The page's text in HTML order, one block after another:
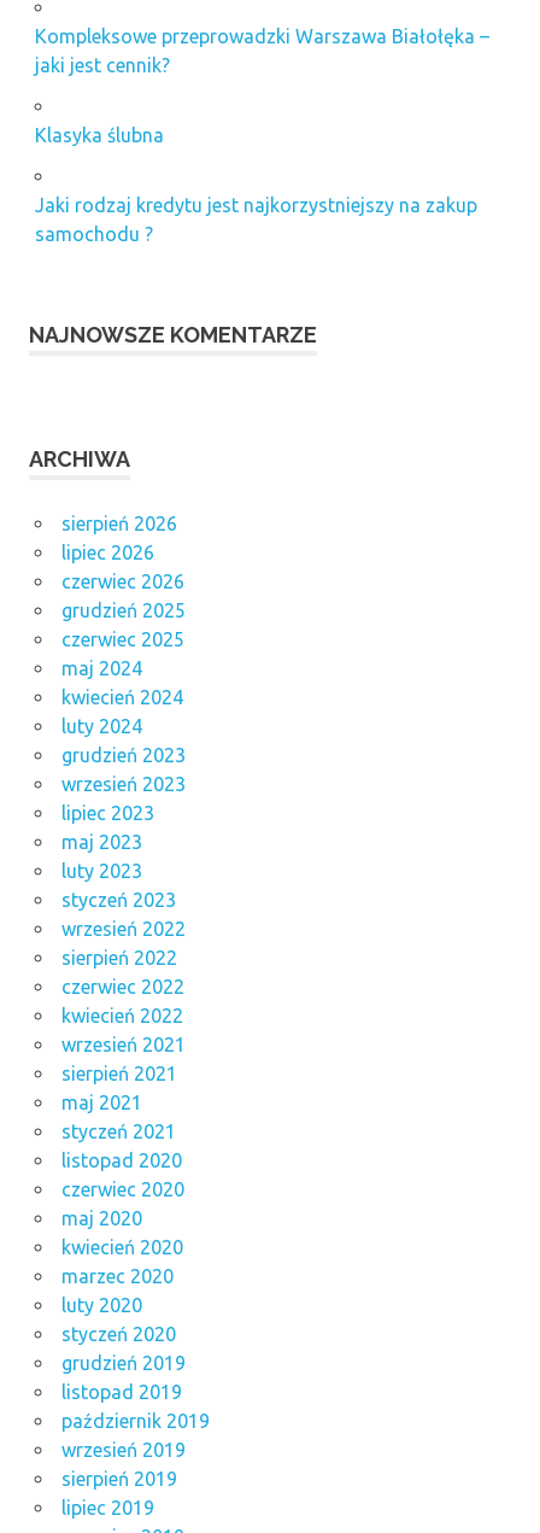
Kompleksowe przeprowadzki Warszawa Białołęka –
jaki jest cennik?
Klasyka ślubna
Jaki rodzaj kredytu jest najkorzystniejszy na zakup
samochodu ?
NAJNOWSZE KOMENTARZE
ARCHIWA
sierpień 2026
lipiec 2026
czerwiec 2026
grudzień 2025
czerwiec 2025
maj 2024
kwiecień 2024
luty 2024
grudzień 2023
wrzesień 2023
lipiec 2023
maj 2023
luty 2023
styczeń 2023
wrzesień 2022
sierpień 2022
czerwiec 2022
kwiecień 2022
wrzesień 2021
sierpień 2021
maj 2021
styczeń 2021
listopad 2020
czerwiec 2020
maj 2020
kwiecień 2020
marzec 2020
luty 2020
styczeń 2020
grudzień 2019
listopad 2019
październik 2019
wrzesień 2019
sierpień 2019
lipiec 2019